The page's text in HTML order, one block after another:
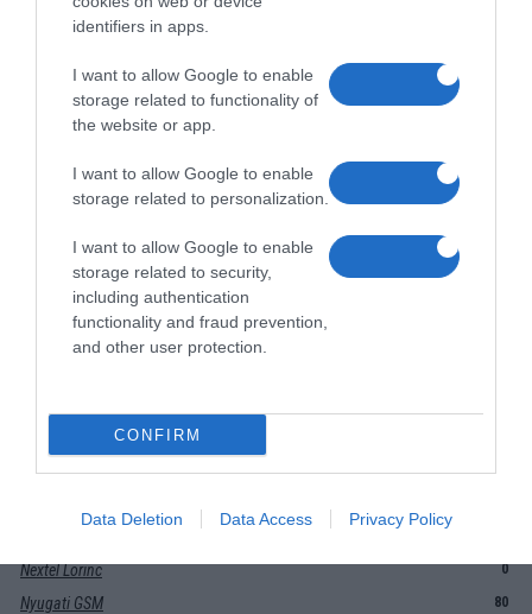
identifiers in apps.
I want to allow Google to enable
storage related to functionality of
the website or app.
I want to allow Google to enable
storage related to personalization.
I want to allow Google to enable
storage related to security,
including authentication
functionality and fraud prevention,
and other user protection.
CONFIRM
Data Deletion Data Access Privacy Policy
Jupafon
Kalcidigital.hu webáruház
Kikiphone
Kingtel.hu
Konzum-Tel
Kozmotelgsm Dunaharaszti
Kozmotelgsm Pesterzsébet
Kozmotelgsm Pesterzsébet Sissy
Mini GSM Campona
Mobdot Service
Mobil Adás-Vétel Árpád
Mobiloutlet.net
Mouna
Nextel Lorinc 0
Nyugati GSM 80